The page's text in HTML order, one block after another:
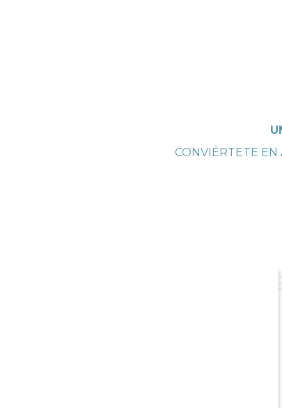
CONVIÉRTETE EN